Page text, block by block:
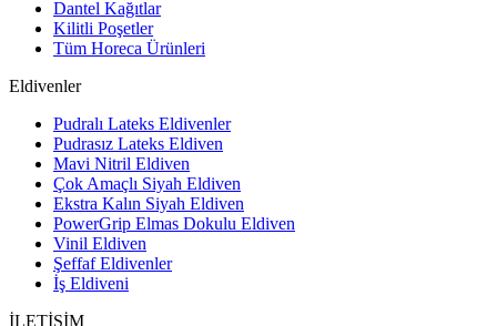
Dantel Kağıtlar
Kilitli Poşetler
Tüm Horeca Ürünleri
Eldivenler
Pudralı Lateks Eldivenler
Pudrasız Lateks Eldiven
Mavi Nitril Eldiven
Çok Amaçlı Siyah Eldiven
Ekstra Kalın Siyah Eldiven
PowerGrip Elmas Dokulu Eldiven
Vinil Eldiven
Şeffaf Eldivenler
İş Eldiveni
İLETİŞİM